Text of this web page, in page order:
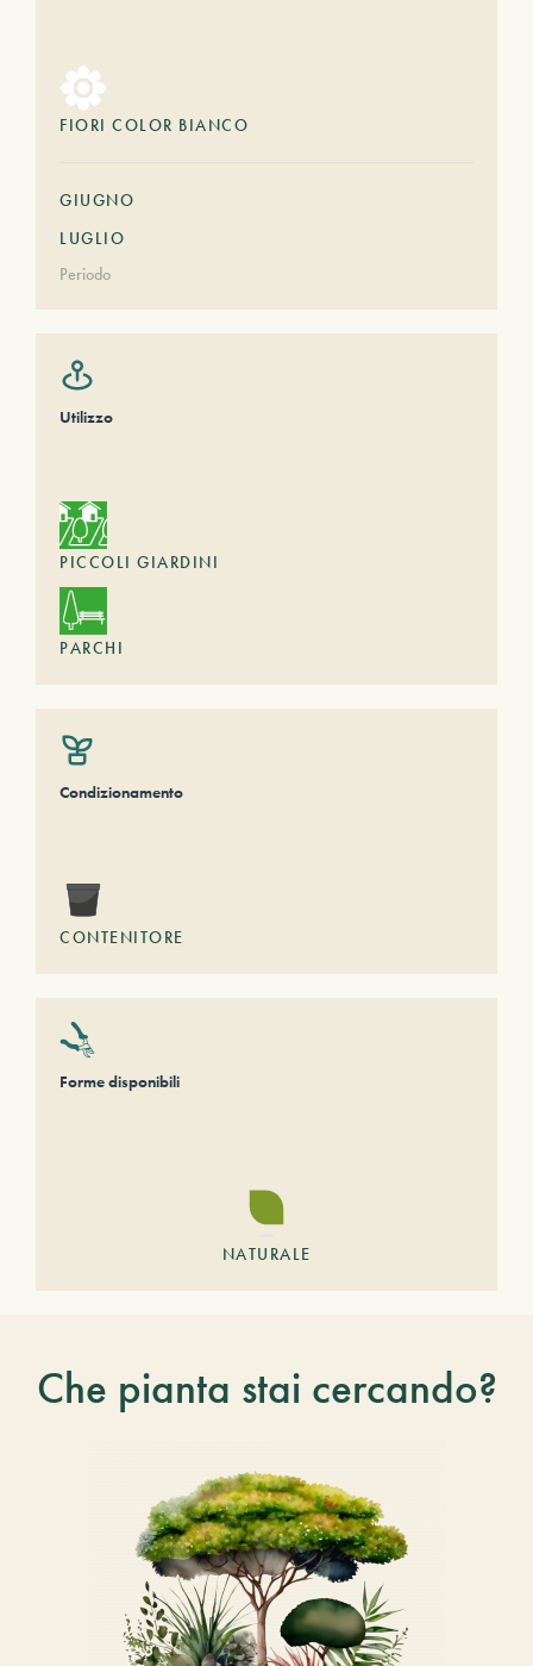
FIORI COLOR BIANCO
GIUGNO
LUGLIO
Periodo
Utilizzo
PICCOLI GIARDINI
PARCHI
Condizionamento
CONTENITORE
Forme disponibili
NATURALE
Che pianta stai cercando?